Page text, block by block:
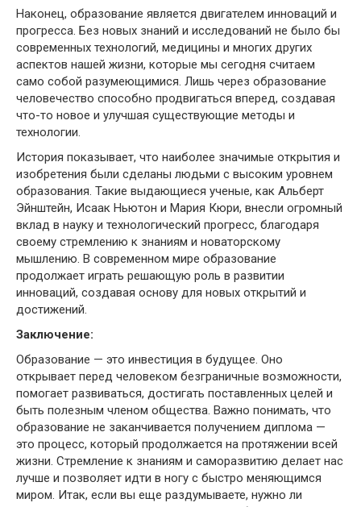
Наконец, образование является двигателем инноваций и
прогресса. Без новых знаний и исследований не было бы
современных технологий, медицины и многих других
аспектов нашей жизни, которые мы сегодня считаем
само собой разумеющимися. Лишь через образование
человечество способно продвигаться вперед, создавая
что-то новое и улучшая существующие методы и
технологии.
История показывает, что наиболее значимые открытия и
изобретения были сделаны людьми с высоким уровнем
образования. Такие выдающиеся ученые, как Альберт
Эйнштейн, Исаак Ньютон и Мария Кюри, внесли огромный
вклад в науку и технологический прогресс, благодаря
своему стремлению к знаниям и новаторскому
мышлению. В современном мире образование
продолжает играть решающую роль в развитии
инноваций, создавая основу для новых открытий и
достижений.
Заключение:
Образование — это инвестиция в будущее. Оно
открывает перед человеком безграничные возможности,
помогает развиваться, достигать поставленных целей и
быть полезным членом общества. Важно понимать, что
образование не заканчивается получением диплома —
это процесс, который продолжается на протяжении всей
жизни. Стремление к знаниям и саморазвитию делает нас
лучше и позволяет идти в ногу с быстро меняющимся
миром. Итак, если вы еще раздумываете, нужно ли